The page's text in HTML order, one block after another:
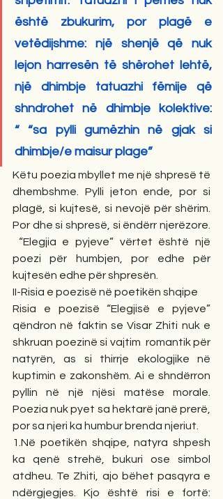
është zbukurim, por plagë e
vetëdijshme: një shenjë që nuk
lejon harresën të shërohet lehtë,
një dhimbje tatuazhi fëmije që
shndrohet në dhimbje kolektive:
“ “sa pylli gumëzhin në gjak si
dhimbje/e maisur plage”
Këtu poezia mbyllet me një shpresë të
dhembshme. Pylli jeton ende, por si
plagë, si kujtesë, si nevojë për shërim.
Por dhe si shpresë, si ëndërr njerëzore.
“Elegjia e pyjeve” vërtet është një
poezi për humbjen, por edhe për
kujtesën edhe për shpresën.
II-Risia e poezisë në poetikën shqipe
Risia e poezisë “Elegjisë e pyjeve”
qëndron në faktin se Visar Zhiti nuk e
shkruan poezinë si vajtim  romantik për
natyrën, as si thirrje ekologjike në
kuptimin e zakonshëm. Ai e shndërron
pyllin në një njësi matëse morale.
Poezia nuk pyet sa hektarë janë prerë,
por sa njeri ka humbur brenda njeriut.
1.Në poetikën shqipe, natyra shpesh
ka qenë strehë, bukuri ose simbol
atdheu. Te Zhiti, ajo bëhet pasqyra e
ndërgjegjes. Kjo është risi e fortë: